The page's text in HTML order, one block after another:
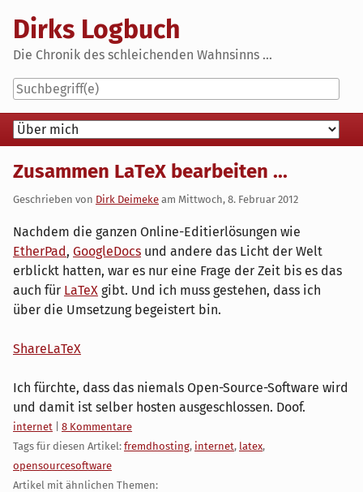
content
Dirks Logbuch
Die Chronik des schleichenden Wahnsinns ...
Navigation
Zusammen LaTeX bearbeiten ...
Geschrieben von Dirk Deimeke am Mittwoch, 8. Februar 2012
Nachdem die ganzen Online-Editierlösungen wie
EtherPad, GoogleDocs und andere das Licht der Welt
erblickt hatten, war es nur eine Frage der Zeit bis es das
auch für LaTeX gibt. Und ich muss gestehen, dass ich
über die Umsetzung begeistert bin.
ShareLaTeX
Ich fürchte, dass das niemals Open-Source-Software wird
und damit ist selber hosten ausgeschlossen. Doof.
Kategorien:
internet
8 Kommentare
Tags für diesen Artikel: fremdhosting, internet, latex,
opensourcesoftware
Artikel mit ähnlichen Themen: